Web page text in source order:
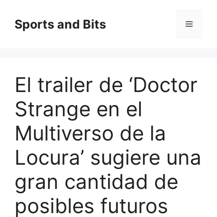
contenido
Sports and Bits Menú
El trailer de ‘Doctor
Strange en el
Multiverso de la
Locura’ sugiere una
gran cantidad de
posibles futuros